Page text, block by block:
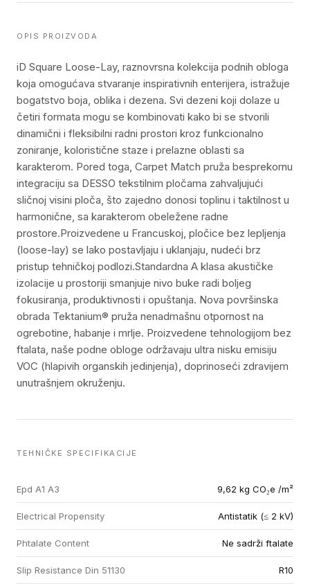
OPIS PROIZVODA
iD Square Loose-Lay, raznovrsna kolekcija podnih obloga
koja omogućava stvaranje inspirativnih enterijera, istražuje
bogatstvo boja, oblika i dezena. Svi dezeni koji dolaze u
četiri formata mogu se kombinovati kako bi se stvorili
dinamični i fleksibilni radni prostori kroz funkcionalno
zoniranje, koloristične staze i prelazne oblasti sa
karakterom. Pored toga, Carpet Match pruža besprekornu
integraciju sa DESSO tekstilnim pločama zahvaljujući
sličnoj visini ploča, što zajedno donosi toplinu i taktilnost u
harmonične, sa karakterom obeležene radne
prostore.Proizvedene u Francuskoj, pločice bez lepljenja
(loose-lay) se lako postavljaju i uklanjaju, nudeći brz
pristup tehničkoj podlozi.Standardna A klasa akustičke
izolacije u prostoriji smanjuje nivo buke radi boljeg
fokusiranja, produktivnosti i opuštanja. Nova površinska
obrada Tektanium® pruža nenadmašnu otpornost na
ogrebotine, habanje i mrlje. Proizvedene tehnologijom bez
ftalata, naše podne obloge održavaju ultra nisku emisiju
VOC (hlapivih organskih jedinjenja), doprinoseći zdravijem
unutrašnjem okruženju.
TEHNIČKE SPECIFIKACIJE
Epd A1 A3 9,62 kg CO₂e /m²
Electrical Propensity Antistatik (≤ 2 kV)
Phtalate Content Ne sadrži ftalate
Slip Resistance Din 51130 R10